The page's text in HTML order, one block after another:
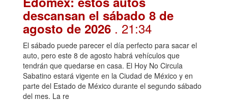
descansan el sábado 8 de
agosto de 2026 . 21:34
El sábado puede parecer el día perfecto para sacar el
auto, pero este 8 de agosto habrá vehículos que
tendrán que quedarse en casa. El Hoy No Circula
Sabatino estará vigente en la Ciudad de México y en
parte del Estado de México durante el segundo sábado
del mes. La re